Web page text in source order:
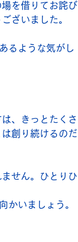
を借りてお詫び
ざいました。
るような気がし
、きっとたくさ
創り続けるのだ
せん。ひとりひ
かいましょう。